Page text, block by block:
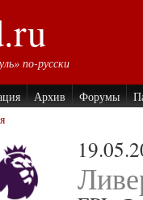
по-русски
Архив Форумы